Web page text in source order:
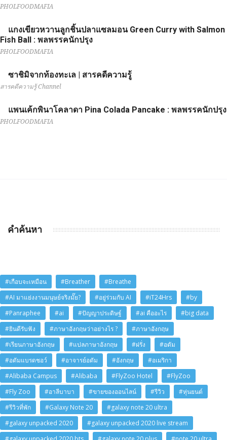
PHOLFOODMAFIA
แกงเขียวหวานลูกชิ้นปลาแซลมอน Green Curry with Salmon
Fish Ball : พลพรรคนักปรุง
PHOLFOODMAFIA
ซาชิมิจากท้องทะเล | สารคดีความรู้
สารคดีความรู้ Channel
แพนเค้กพินาโคลาดา Pina Colada Pancake : พลพรรคนักปรุง
PHOLFOODMAFIA
คำค้นหา
#เกือบจะเหมือน #Breather
#Breathe
#AI มาแย่งงานมนุษย์จริงมั๊ย?
#อยู่ร่วมกับ AI #iT24Hrs
#by
#Panraphee
#ai #ปัญญาประดิษฐ์ #ai คืออะไร
#big data
#ยินดีรับฟัง
#ภาษาอังกฤษว่าอย่างไร ?
#ภาษาอังกฤษ
#เรียนภาษาอังกฤษ
#แปลภาษาอังกฤษ #ฝรั่ง
#อดัม
#อดัมแบรดชอว์
#อาจารย์อดัม #อังกฤษ
#อเมริกา
#Alibaba Campus
#Alibaba #FlyZoo Hotel
#FlyZoo
#Fly Zoo
#อาลีบาบา #ขายของออนไลน์ #รีวิว
#หุ่นยนต์
#รีวิวที่พัก
#Galaxy Note 20
#galaxy note 20 ultra
#galaxy unpacked 2020
#galaxy unpacked 2020 live stream